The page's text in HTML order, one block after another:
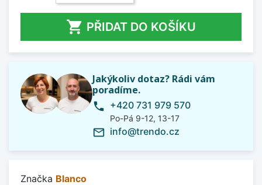
 PŘIDAT DO KOŠÍKU
Jakýkoliv dotaz? Rádi vám
poradíme.
phone +420 731 979 570
Po-Pá 9-12, 13-17
mail_outline info@trendo.cz
Značka Blanco